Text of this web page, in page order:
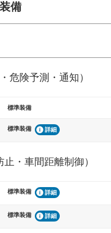
備
見えにくい場所に潜む
テムなどが装備されて
ブ・クルーズ・コント
衝撃軽減
万が一車体が衝撃を受
ルトなどが装備されて
危険予測・通知）
標準装備
標準装備 詳細
・車間距離制御）
標準装備 詳細
標準装備 詳細